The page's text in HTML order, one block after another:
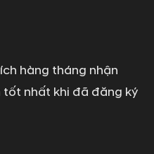
hàng tháng nhận
nhất khi đã đăng ký